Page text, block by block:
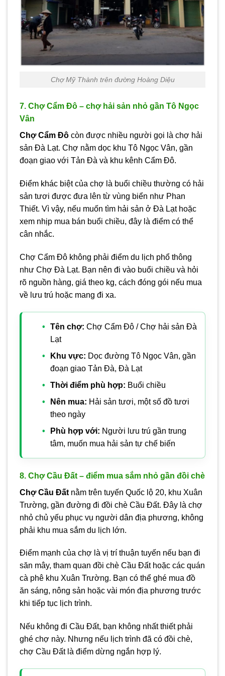
Chợ Mỹ Thành trên đường Hoàng Diệu
7. Chợ Cẩm Đô – chợ hải sản nhỏ gần Tô Ngọc
Vân
Chợ Cẩm Đô còn được nhiều người gọi là chợ hải
sản Đà Lạt. Chợ nằm dọc khu Tô Ngọc Vân, gần
đoạn giao với Tản Đà và khu kênh Cẩm Đô.
Điểm khác biệt của chợ là buổi chiều thường có hải
sản tươi được đưa lên từ vùng biển như Phan
Thiết. Vì vậy, nếu muốn tìm hải sản ở Đà Lạt hoặc
xem nhịp mua bán buổi chiều, đây là điểm có thể
cân nhắc.
Chợ Cẩm Đô không phải điểm du lịch phổ thông
như Chợ Đà Lạt. Bạn nên đi vào buổi chiều và hỏi
rõ nguồn hàng, giá theo kg, cách đóng gói nếu mua
về lưu trú hoặc mang đi xa.
Tên chợ: Chợ Cẩm Đô / Chợ hải sản Đà
Lạt
Khu vực: Dọc đường Tô Ngọc Vân, gần
đoạn giao Tản Đà, Đà Lạt
Thời điểm phù hợp: Buổi chiều
Nên mua: Hải sản tươi, một số đồ tươi
theo ngày
Phù hợp với: Người lưu trú gần trung
tâm, muốn mua hải sản tự chế biến
8. Chợ Cầu Đất – điểm mua sắm nhỏ gần đồi chè
Chợ Cầu Đất nằm trên tuyến Quốc lộ 20, khu Xuân
Trường, gần đường đi đồi chè Cầu Đất. Đây là chợ
nhỏ chủ yếu phục vụ người dân địa phương, không
phải khu mua sắm du lịch lớn.
Điểm mạnh của chợ là vị trí thuận tuyến nếu bạn đi
săn mây, tham quan đồi chè Cầu Đất hoặc các quán
cà phê khu Xuân Trường. Bạn có thể ghé mua đồ
ăn sáng, nông sản hoặc vài món địa phương trước
khi tiếp tục lịch trình.
Nếu không đi Cầu Đất, bạn không nhất thiết phải
ghé chợ này. Nhưng nếu lịch trình đã có đồi chè,
chợ Cầu Đất là điểm dừng ngắn hợp lý.